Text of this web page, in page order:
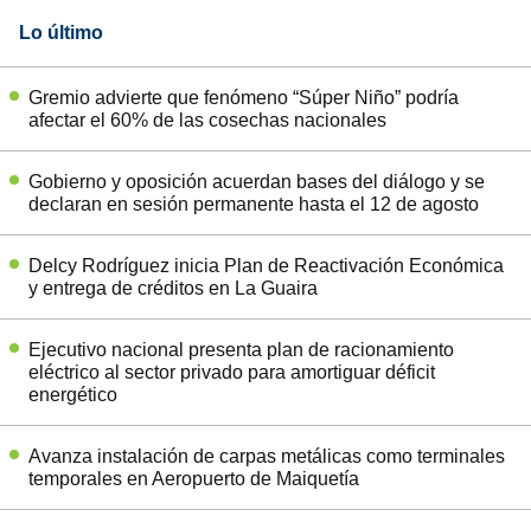
Lo último
Gremio advierte que fenómeno “Súper Niño” podría
afectar el 60% de las cosechas nacionales
Gobierno y oposición acuerdan bases del diálogo y se
declaran en sesión permanente hasta el 12 de agosto
Delcy Rodríguez inicia Plan de Reactivación Económica
y entrega de créditos en La Guaira
Ejecutivo nacional presenta plan de racionamiento
eléctrico al sector privado para amortiguar déficit
energético
Avanza instalación de carpas metálicas como terminales
temporales en Aeropuerto de Maiquetía